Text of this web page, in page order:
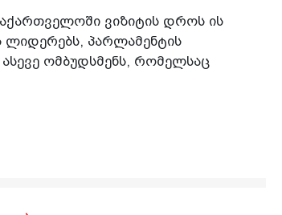
ვიზიტის დროს ის
ლიდერებს, პარლამენტის
ომბუდსმენს, რომელსაც